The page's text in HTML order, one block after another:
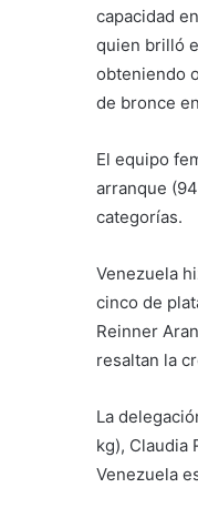
capacidad
quien brilló
obteniendo
de bronce
El equipo
arranque
categorías.
Venezuela
cinco de
Reinner
resaltan la
La
kg), Claudia
Venezuela